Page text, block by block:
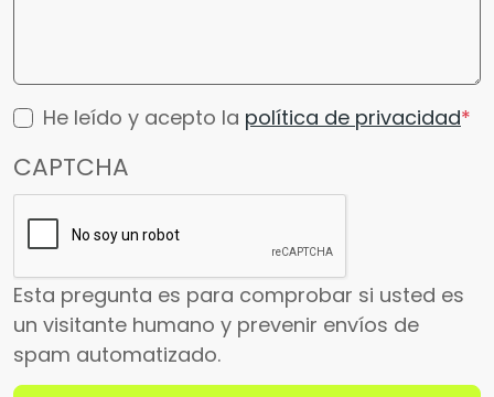
He leído y acepto la política de privacidad
CAPTCHA
Esta pregunta es para comprobar si usted es
un visitante humano y prevenir envíos de
spam automatizado.